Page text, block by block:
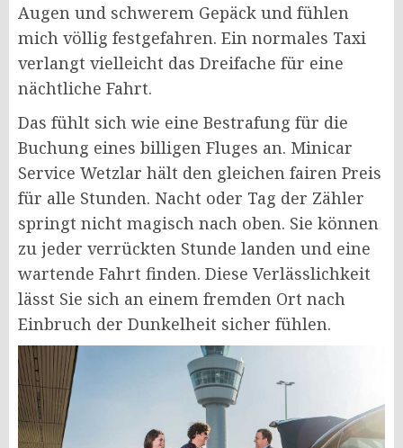
Augen und schwerem Gepäck und fühlen
mich völlig festgefahren. Ein normales Taxi
verlangt vielleicht das Dreifache für eine
nächtliche Fahrt.
Das fühlt sich wie eine Bestrafung für die
Buchung eines billigen Fluges an. Minicar
Service Wetzlar hält den gleichen fairen Preis
für alle Stunden. Nacht oder Tag der Zähler
springt nicht magisch nach oben. Sie können
zu jeder verrückten Stunde landen und eine
wartende Fahrt finden. Diese Verlässlichkeit
lässt Sie sich an einem fremden Ort nach
Einbruch der Dunkelheit sicher fühlen.